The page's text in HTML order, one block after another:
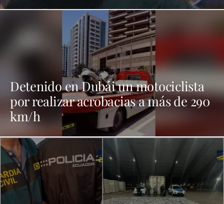
Detenido en Dubái un motociclista
por realizar acrobacias a más de 290
km/h